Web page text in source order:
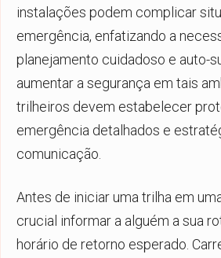
instalações podem complicar
emergência, enfatizando a
planejamento cuidadoso e auto-
aumentar a segurança em tais
trilheiros devem estabelecer
emergência detalhados e
comunicação.
Antes de iniciar uma trilha em
crucial informar a alguém a sua
horário de retorno esperado.